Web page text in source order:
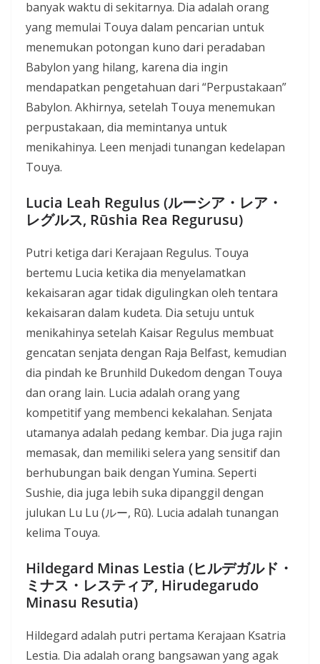
banyak waktu di sekitarnya. Dia adalah orang
yang memulai Touya dalam pencarian untuk
menemukan potongan kuno dari peradaban
Babylon yang hilang, karena dia ingin
mendapatkan pengetahuan dari “Perpustakaan”
Babylon. Akhirnya, setelah Touya menemukan
perpustakaan, dia memintanya untuk
menikahinya. Leen menjadi tunangan kedelapan
Touya.
Lucia Leah Regulus (ルーシア・レア・
レグルス, Rūshia Rea Regurusu)
Putri ketiga dari Kerajaan Regulus. Touya
bertemu Lucia ketika dia menyelamatkan
kekaisaran agar tidak digulingkan oleh tentara
kekaisaran dalam kudeta. Dia setuju untuk
menikahinya setelah Kaisar Regulus membuat
gencatan senjata dengan Raja Belfast, kemudian
dia pindah ke Brunhild Dukedom dengan Touya
dan orang lain. Lucia adalah orang yang
kompetitif yang membenci kekalahan. Senjata
utamanya adalah pedang kembar. Dia juga rajin
memasak, dan memiliki selera yang sensitif dan
berhubungan baik dengan Yumina. Seperti
Sushie, dia juga lebih suka dipanggil dengan
julukan Lu Lu (ルー, Rū). Lucia adalah tunangan
kelima Touya.
Hildegard Minas Lestia (ヒルデガルド・
ミナス・レスティア, Hirudegarudo
Minasu Resutia)
Hildegard adalah putri pertama Kerajaan Ksatria
Lestia. Dia adalah orang bangsawan yang agak